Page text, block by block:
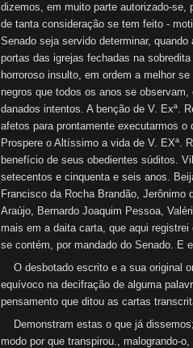
dizemos, em muito parte autorizado-se,
de tanta consideração se tem feito -
Senado seja servido determinar,
portas das igrejas fechadas na
horroroso insulto, em ordem a melhor
negros que todos os anos se
danados intentos. A benção de V. Exª.
afetos para prontamente executarmos o
Prospere o Altíssimo a vida de V. EXª.
benefício de seus obedientes súditos.
setecentos e cinquenta e seis anos.
Francisco da Rocha Brandão,
Araújo, Bernardo Joaquim Pessoa,
mais em a daita carta, que aqui
se contém, por mandado do Senado. E
O desbotado escrito e a sua original
equívoco na decifração de alguma
pensamento que ditou as cartas
Demonstram estas o que já
modo por que transpirou., malogrando-